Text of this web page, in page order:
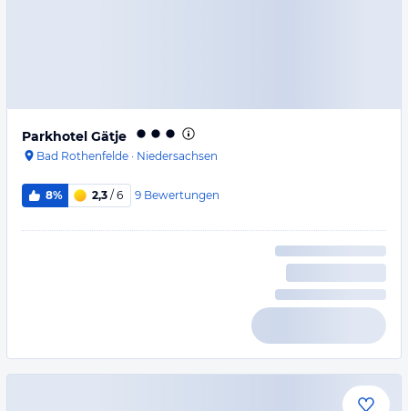
Parkhotel Gätje
Bad Rothenfelde · Niedersachsen
8% 2,3 / 6 9 Bewertungen